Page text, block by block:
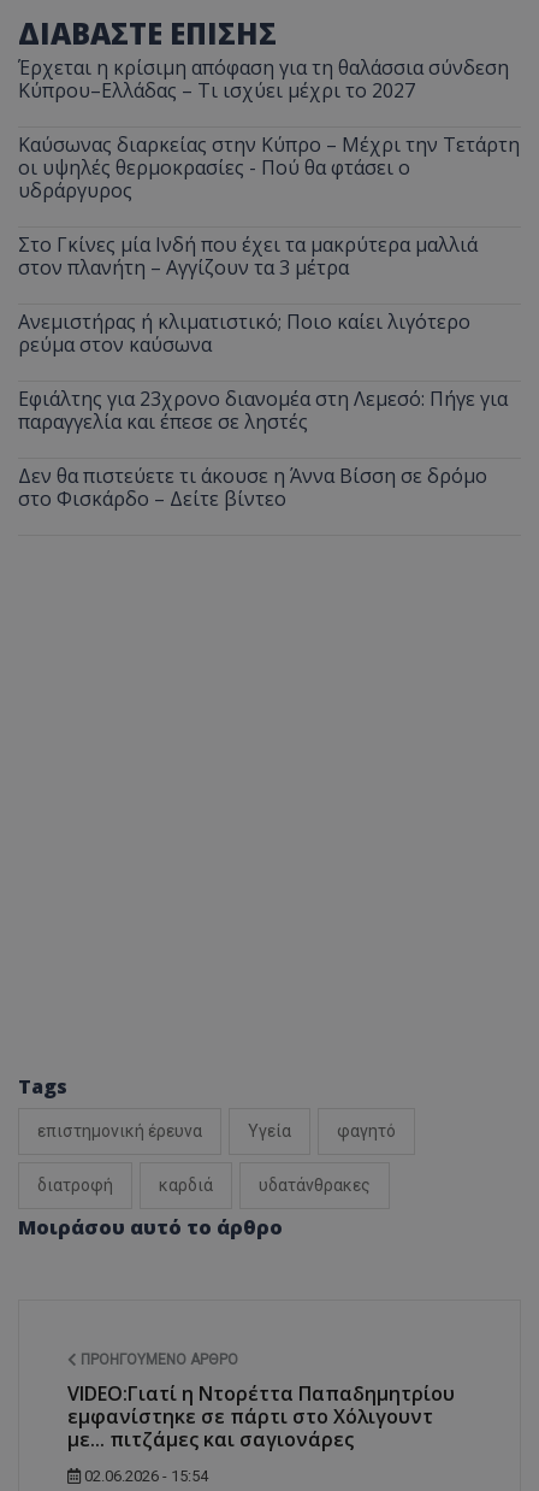
ΔΙΑΒΑΣΤΕ ΕΠΙΣΗΣ
Έρχεται η κρίσιμη απόφαση για τη θαλάσσια σύνδεση
Κύπρου–Ελλάδας – Τι ισχύει μέχρι το 2027
Καύσωνας διαρκείας στην Κύπρο – Μέχρι την Τετάρτη
οι υψηλές θερμοκρασίες - Πού θα φτάσει ο
υδράργυρος
Στο Γκίνες μία Ινδή που έχει τα μακρύτερα μαλλιά
στον πλανήτη – Αγγίζουν τα 3 μέτρα
Ανεμιστήρας ή κλιματιστικό; Ποιο καίει λιγότερο
ρεύμα στον καύσωνα
Εφιάλτης για 23χρονο διανομέα στη Λεμεσό: Πήγε για
παραγγελία και έπεσε σε ληστές
Δεν θα πιστεύετε τι άκουσε η Άννα Βίσση σε δρόμο
στο Φισκάρδο – Δείτε βίντεο
Tags
επιστημονική έρευνα Υγεία φαγητό
διατροφή καρδιά υδατάνθρακες
Μοιράσου αυτό το άρθρο
ΠΡΟΗΓΟΎΜΕΝΟ ΆΡΘΡΟ
VIDEO:Γιατί η Ντορέττα Παπαδημητρίου
εμφανίστηκε σε πάρτι στο Χόλιγουντ
με... πιτζάμες και σαγιονάρες
02.06.2026 - 15:54